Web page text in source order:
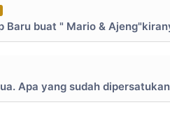
Baru buat " Mario &
Apa yang sudah